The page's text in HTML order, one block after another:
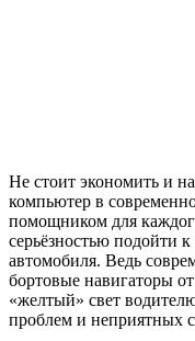
Не стоит экономить и
компьютер в
помощником для
серьёзностью подойти
автомобиля. Ведь
бортовые навигаторы
«желтый» свет
проблем и неприятных